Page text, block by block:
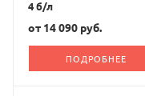
4 б/л
от 14 090 руб.
ПОДРОБНЕЕ